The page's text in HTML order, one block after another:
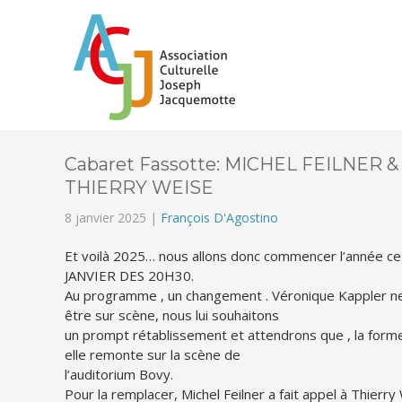
Cabaret Fassotte: MICHEL FEILNER &
THIERRY WEISE
8 janvier 2025 | François D'Agostino
Et voilà 2025… nous allons donc commencer l’année
JANVIER DES 20H30.
Au programme , un changement . Véronique Kappler
être sur scène, nous lui souhaitons
un prompt rétablissement et attendrons que , la
elle remonte sur la scène de
l’auditorium Bovy.
Pour la remplacer, Michel Feilner a fait appel à